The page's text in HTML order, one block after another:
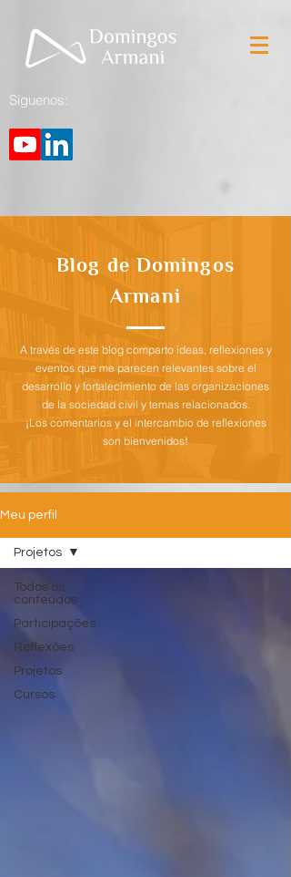
Síguenos:
Blog de Domingos
Armani
A través de este blog comparto ideas, reflexiones y
eventos que me parecen relevantes sobre el
desarrollo y fortalecimiento de las organizaciones
de la sociedad civil y temas relacionados.
¡Los comentarios y el intercambio de reflexiones
son bienvenidos!
Meu perfil
Todos os
conteúdos
Participações
Reflexões
Projetos
Cursos
Projetos